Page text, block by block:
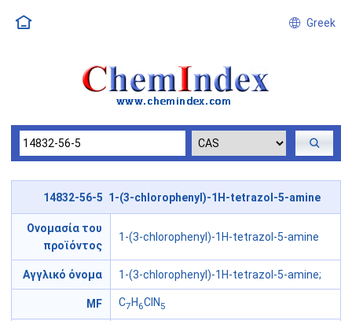
Greek
14832-56-5 1-(3-chlorophenyl)-1H-tetrazol-5-amine
Ονομασία του
προϊόντος
1-(3-chlorophenyl)-1H-tetrazol-5-amine
Αγγλικό όνομα 1-(3-chlorophenyl)-1H-tetrazol-5-amine;
MF C7 H 6ClN 5